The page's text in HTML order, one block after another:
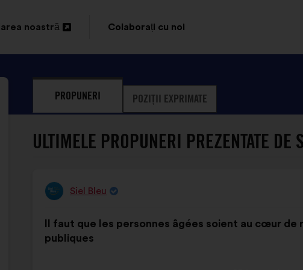
noastră
Colaborați cu noi
PROPUNERI POZIȚII EXPRIMATE
ULTIMELE PROPUNERI PREZENTATE DE
Propunere
de:
Siel Bleu
propunerii:
Il faut que les personnes âgées soient au cœur
publiques
următoarea
distribuire: